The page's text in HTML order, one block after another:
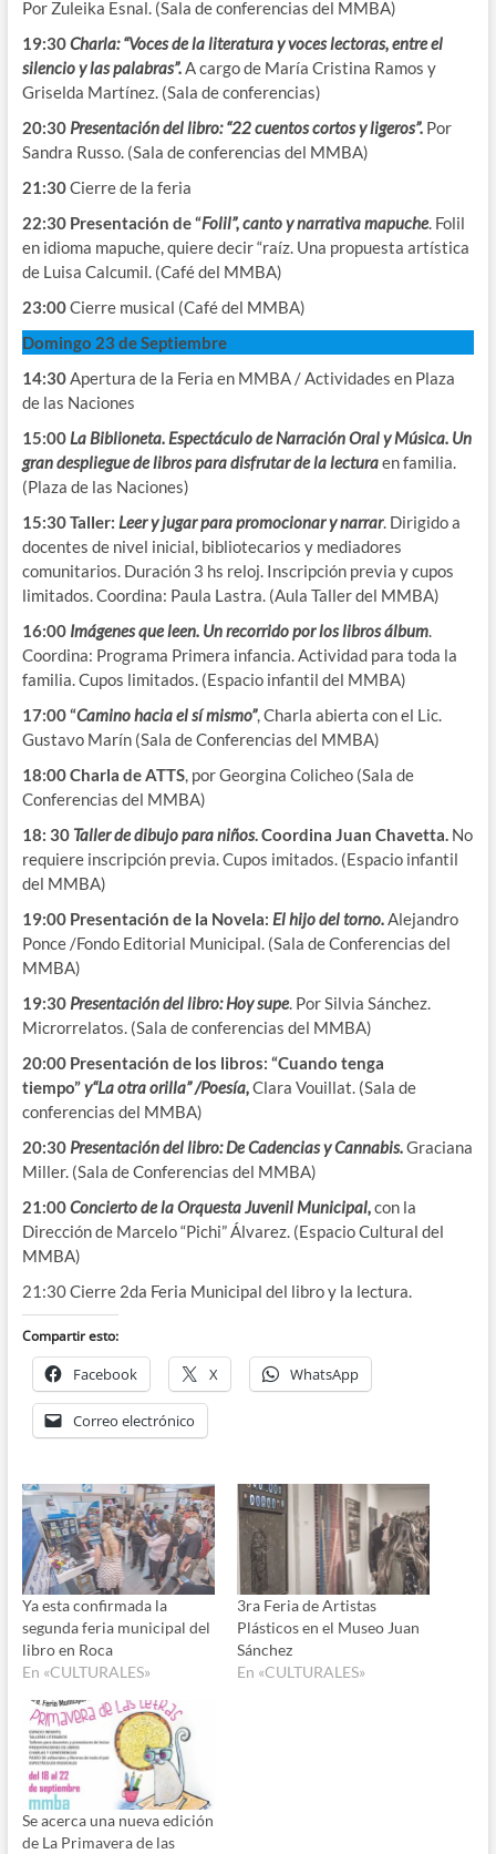
Por Zuleika Esnal. (Sala de conferencias del MMBA)
19:30Charla: “Voces de la literatura y voces lectoras, entre el
silencio y las palabras”.A cargo de María Cristina Ramos y
Griselda Martínez. (Sala de conferencias)
20:30 Presentación del libro: “22 cuentos cortos y ligeros”. Por
Sandra Russo. (Sala de conferencias del MMBA)
21:30Cierre de la feria
22:30 Presentación de “Folil”, canto y narrativa mapuche. Folil
en idioma mapuche, quiere decir “raíz. Una propuesta artística
de Luisa Calcumil. (Café del MMBA)
23:00Cierre musical (Café del MMBA)
Domingo 23 de Septiembre
14:30Apertura de la Feria en MMBA / Actividades en Plaza
de las Naciones
15:00La Biblioneta. Espectáculo de Narración Oral y Música. Un
gran despliegue de libros para disfrutar de la lecturaen familia.
(Plaza de las Naciones)
15:30 Taller: Leer y jugar para promocionar y narrar. Dirigido a
docentes de nivel inicial, bibliotecarios y mediadores
comunitarios. Duración 3 hs reloj. Inscripción previa y cupos
limitados. Coordina: Paula Lastra. (Aula Taller del MMBA)
16:00 Imágenes que leen. Un recorrido por los libros álbum.
Coordina: Programa Primera infancia. Actividad para toda la
familia. Cupos limitados. (Espacio infantil del MMBA)
17:00 “Camino hacia el sí mismo”, Charla abierta con el Lic.
Gustavo Marín (Sala de Conferencias del MMBA)
18:00Charla de ATTS, por Georgina Colicheo (Sala de
Conferencias del MMBA)
18: 30 Taller de dibujo para niños. Coordina Juan Chavetta. No
requiere inscripción previa. Cupos imitados. (Espacio infantil
del MMBA)
19:00 Presentación de la Novela: El hijo del torno.Alejandro
Ponce /Fondo Editorial Municipal. (Sala de Conferencias del
MMBA)
19:30Presentación del libro: Hoy supe. Por Silvia Sánchez.
Microrrelatos. (Sala de conferencias del MMBA)
20:00 Presentación de los libros: “Cuando tenga
tiempo”y“La otra orilla” /Poesía,Clara Vouillat. (Sala de
conferencias del MMBA)
20:30Presentación del libro: De Cadencias y Cannabis.Graciana
Miller. (Sala de Conferencias del MMBA)
21:00Concierto de la Orquesta Juvenil Municipal,con la
Dirección de Marcelo “Pichi” Álvarez. (Espacio Cultural del
MMBA)
21:30 Cierre 2da Feria Municipal del libro y la lectura.
Compartir esto:
Facebook X WhatsApp
Correo electrónico
Ya esta confirmada la
segunda feria municipal del
libro en Roca
En «CULTURALES»
3ra Feria de Artistas
Plásticos en el Museo Juan
Sánchez
En «CULTURALES»
Se acerca una nueva edición
de La Primavera de las